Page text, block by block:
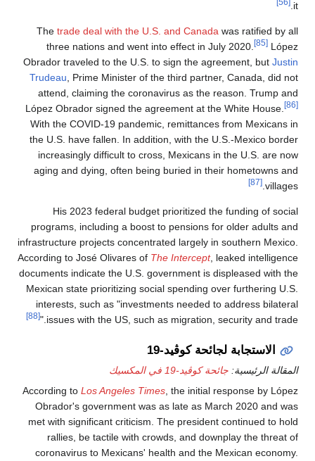
it.
[56]
The trade deal with the U.S. and Canada was ratified by all
three nations and went into effect in July 2020.
[85] López
Obrador traveled to the U.S. to sign the agreement, but Justin
Trudeau , Prime Minister of the third partner, Canada, did not
attend, claiming the coronavirus as the reason. Trump and
López Obrador signed the agreement at the White House.
[86]
With the COVID-19 pandemic, remittances from Mexicans in
the U.S. have fallen. In addition, with the U.S.-Mexico border
increasingly difficult to cross, Mexicans in the U.S. are now
aging and dying, often being buried in their hometowns and
villages.
[87]
His 2023 federal budget prioritized the funding of social
programs, including a boost to pensions for older adults and
infrastructure projects concentrated largely in southern Mexico.
According to José Olivares of The Intercept, leaked intelligence
documents indicate the U.S. government is displeased with the
Mexican state prioritizing social spending over furthering U.S.
interests, such as "investments needed to address bilateral
issues with the US, such as migration, security and trade."
[88]
الاستجابة لجائحة كوڤيد-19
المقالة الرئيسية: جائحة كوڤيد-19 في المكسيك
According to Los Angeles Times , the initial response by López
Obrador's government was as late as March 2020 and was
met with significant criticism. The president continued to hold
rallies, be tactile with crowds, and downplay the threat of
coronavirus to Mexicans' health and the Mexican economy.